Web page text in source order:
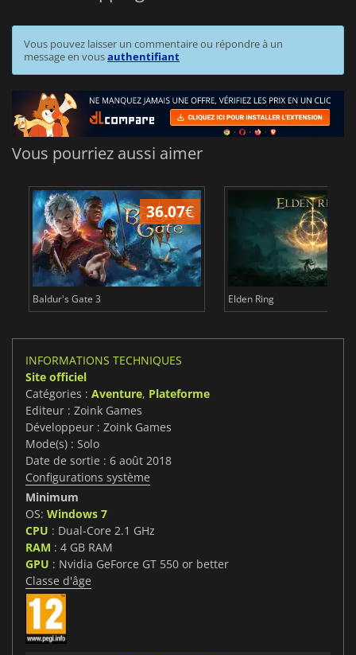
Vous pouvez laisser un commentaire ou répondre à un
message en vousauthentifiant
Vous pourriez aussi aimer
36.07€
Baldur's Gate 3 Elden Ring
INFORMATIONS TECHNIQUES
Site officiel
Catégories : Aventure, Plateforme
Editeur : Zoink Games
Développeur : Zoink Games
Mode(s) : Solo
Date de sortie : 6 août 2018
Configurations système
Minimum
OS: Windows 7
CPU : Dual-Core 2.1 GHz
RAM : 4 GB RAM
GPU : Nvidia GeForce GT 550 or better
Classe d'âge